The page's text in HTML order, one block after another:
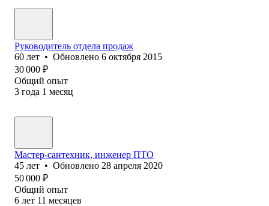
Руководитель отдела продаж
60 лет • Обновлено 6 октября 2015
30 000 ₽
Общий опыт
3 года 1 месяц
Мастер-сантехник, инженер ПТО
45 лет • Обновлено 28 апреля 2020
50 000 ₽
Общий опыт
6 лет 11 месяцев